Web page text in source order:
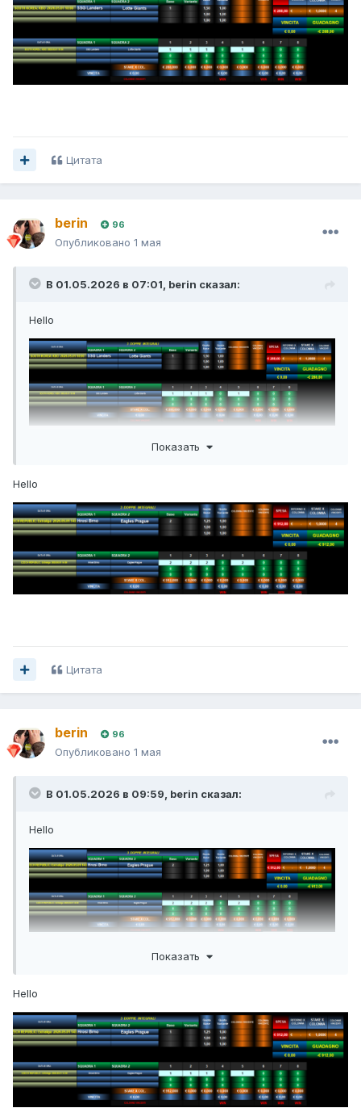
Цитата
berin 96
Опубликовано 1 мая
В 01.05.2026 в 07:01, berin сказал:
Hello
Показать
Hello
Цитата
berin 96
Опубликовано 1 мая
В 01.05.2026 в 09:59, berin сказал:
Hello
Показать
Hello